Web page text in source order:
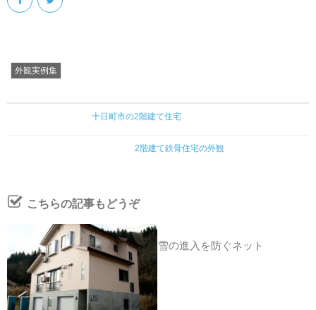
外観実例集
十日町市の2階建て住宅
2階建て鉄骨住宅の外観
こちらの記事もどうぞ
雪の進入を防ぐネット